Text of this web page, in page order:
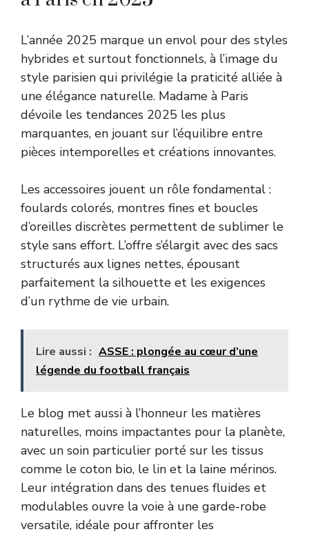
L’année 2025 marque un envol pour des styles
hybrides et surtout fonctionnels, à l’image du
style parisien qui privilégie la praticité alliée à
une élégance naturelle. Madame à Paris
dévoile les tendances 2025 les plus
marquantes, en jouant sur l’équilibre entre
pièces intemporelles et créations innovantes.
Les accessoires jouent un rôle fondamental :
foulards colorés, montres fines et boucles
d’oreilles discrètes permettent de sublimer le
style sans effort. L’offre s’élargit avec des sacs
structurés aux lignes nettes, épousant
parfaitement la silhouette et les exigences
d’un rythme de vie urbain.
Lire aussi : ASSE : plongée au cœur d’une
légende du football français
Le blog met aussi à l’honneur les matières
naturelles, moins impactantes pour la planète,
avec un soin particulier porté sur les tissus
comme le coton bio, le lin et la laine mérinos.
Leur intégration dans des tenues fluides et
modulables ouvre la voie à une garde-robe
versatile, idéale pour affronter les